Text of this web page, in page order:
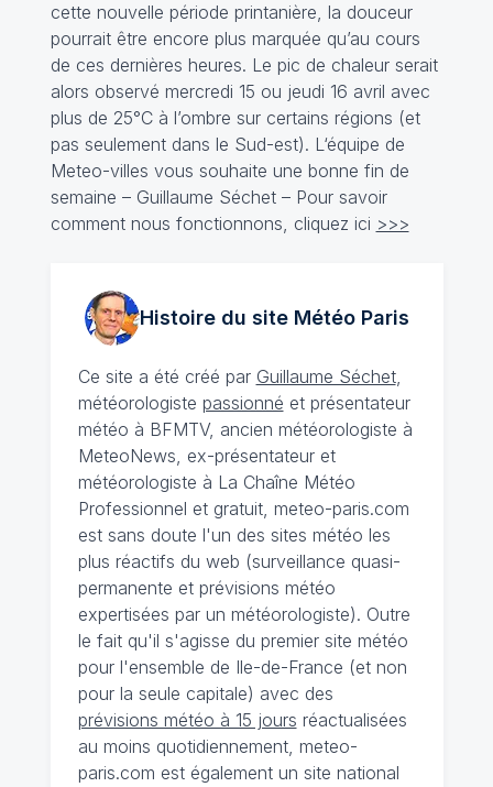
cette nouvelle période printanière, la douceur
pourrait être encore plus marquée qu’au cours
de ces dernières heures. Le pic de chaleur serait
alors observé mercredi 15 ou jeudi 16 avril avec
plus de 25°C à l’ombre sur certains régions (et
pas seulement dans le Sud-est). L‘équipe de
Meteo-villes vous souhaite une bonne fin de
semaine – Guillaume Séchet – Pour savoir
comment nous fonctionnons, cliquez ici >>>
Histoire du site MétéoParis
Ce site a été créé par Guillaume Séchet,
météorologiste passionné et présentateur
météo à BFMTV, ancien météorologiste à
MeteoNews, ex-présentateur et
météorologiste à La Chaîne Météo
Professionnel et gratuit, meteo-paris.com
est sans doute l'un des sites météo les
plus réactifs du web (surveillance quasi-
permanente et prévisions météo
expertisées par un météorologiste). Outre
le fait qu'il s'agisse du premier site météo
pour l'ensemble de Ile-de-France (et non
pour la seule capitale) avec des
prévisions météo à 15 jours réactualisées
au moins quotidiennement, meteo-
paris.com est également un site national